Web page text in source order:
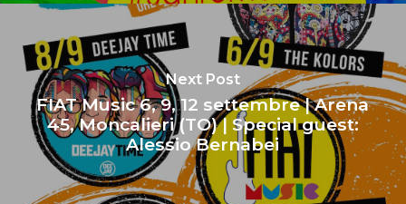
Next Post
FIAT Music 6, 9, 12 settembre | Arena
45, Moncalieri (TO) | Special guest:
Alessio Bernabei